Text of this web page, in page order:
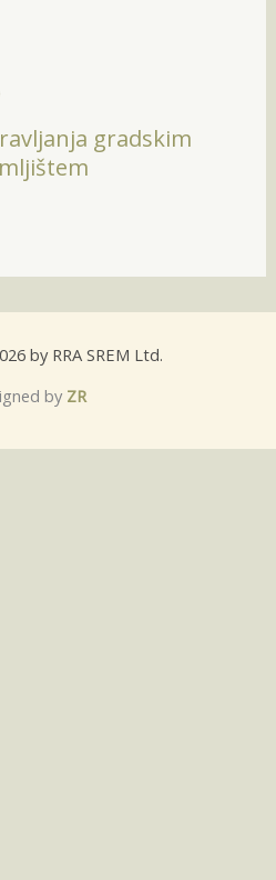
gradskim
by RRA SREM Ltd.
by ZR